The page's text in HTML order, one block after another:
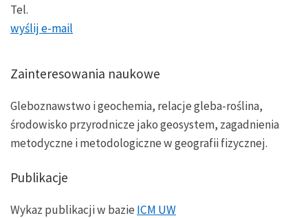
Tel.
wyślij e-mail
Zainteresowania naukowe
Gleboznawstwo i geochemia, relacje gleba-roślina,
środowisko przyrodnicze jako geosystem, zagadnienia
metodyczne i metodologiczne w geografii fizycznej.
Publikacje
Wykaz publikacji w bazieICM UW